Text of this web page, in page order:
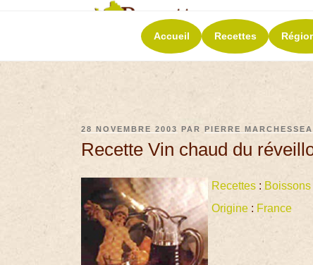
La richesse
Accueil Recettes
28 NOVEMBRE 2003 PARPIERRE
Recette Vin chaud du
Recettes : Boissons
Origine : France